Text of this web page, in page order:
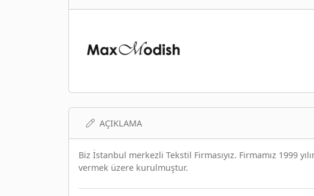
AÇIKLAMA
Biz İstanbul merkezli Tekstil Firmasıyız. Firmamız 1999
vermek üzere kurulmuştur.